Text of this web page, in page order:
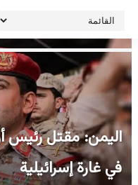
اليمن: مقتل رئيس
في غارة إسرائيلية